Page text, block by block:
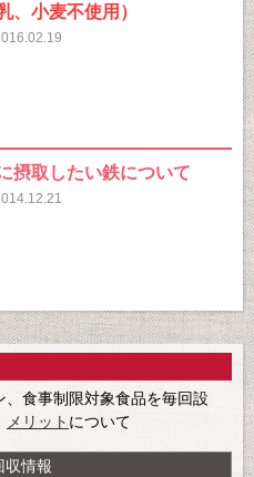
、小麦不使用）
摂取したい鉄について
食事制限対象食品を毎回設
メリット について
収情報